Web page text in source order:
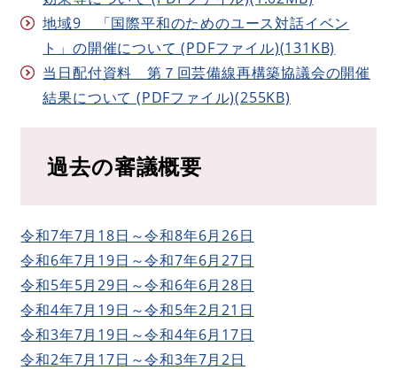
地域9 「国際平和のためのユース対話イベン
ト」の開催について (PDFファイル)(131KB)
当日配付資料 第７回芸備線再構築協議会の開催
結果について (PDFファイル)(255KB)
過去の審議概要
令和7年7月18日～令和8年6月26日
令和6年7月19日～令和7年6月27日
令和5年5月29日～令和6年6月28日
令和4年7月19日～令和5年2月21日
令和3年7月19日～令和4年6月17日
令和2年7月17日～令和3年7月2日